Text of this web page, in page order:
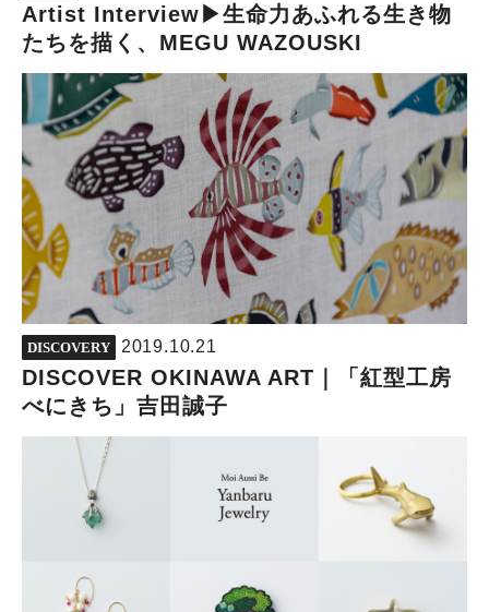
Artist Interview▶︎生命力あふれる生き物
たちを描く、MEGU WAZOUSKI
DISCOVERY 2019.10.21
DISCOVER OKINAWA ART｜「紅型工房
べにきち」吉田誠子